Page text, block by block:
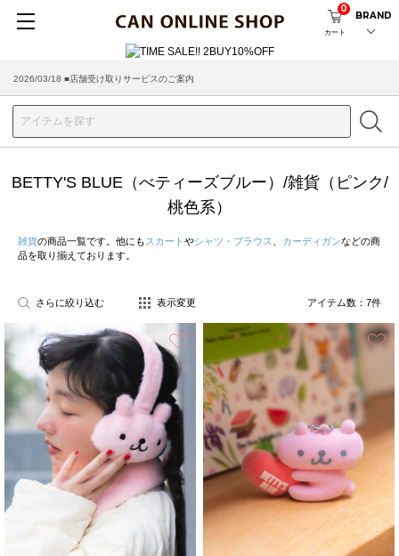
カート
0
BRAND
2026/03/18 ■店舗受け取りサービスのご案内
BETTY'S BLUE（べティーズブルー）/雑貨（ピンク/
桃色系）
雑貨の商品一覧です。他にも スカート やシャツ・ブラウス カーディガンなどの商
品を取り揃えております。
さらに絞り込む 表示変更 アイテム数： 7件
お気に入り